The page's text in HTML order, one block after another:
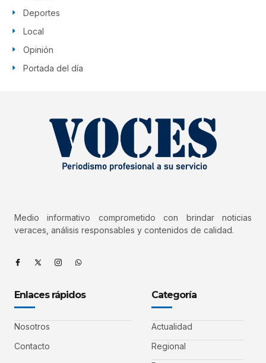
Deportes
Local
Opinión
Portada del día
Medio informativo comprometido con brindar noticias
veraces, análisis responsables y contenidos de calidad.
Enlaces rápidos
Nosotros
Contacto
Categoría
Actualidad
Regional